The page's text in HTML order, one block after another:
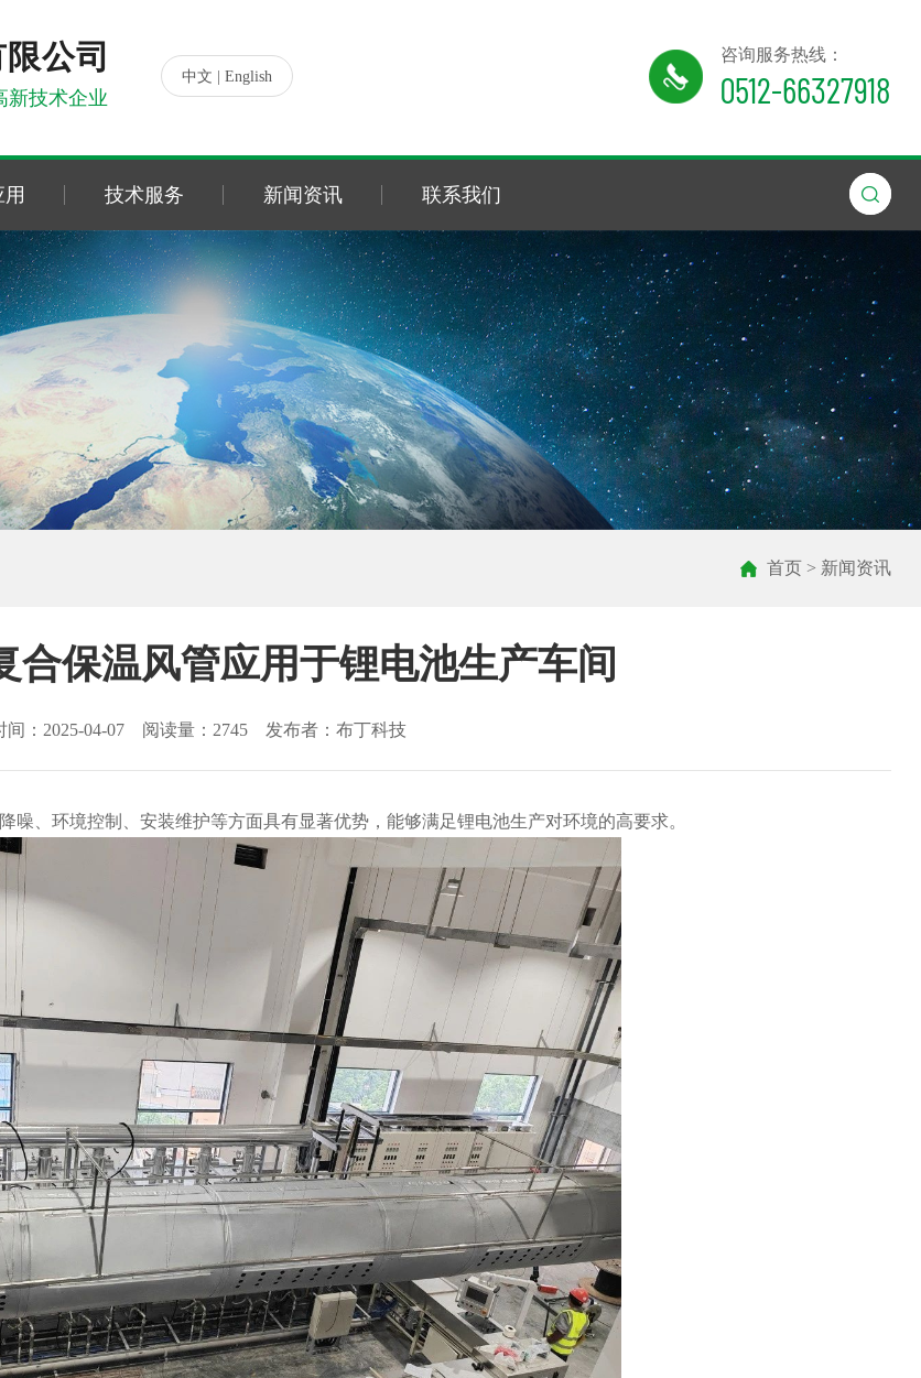
公司
新技术企业
中文 | English
咨询服务热线：
0512-66327918
技术服务 新闻资讯 联系我们
首页 > 新闻资讯
合保温风管应用于锂电池生产车间
间：2025-04-07 阅读量：2745 发布者：布丁科技
、环境控制、安装维护等方面具有显著优势，能够满足锂电池生产对环境的高要求。